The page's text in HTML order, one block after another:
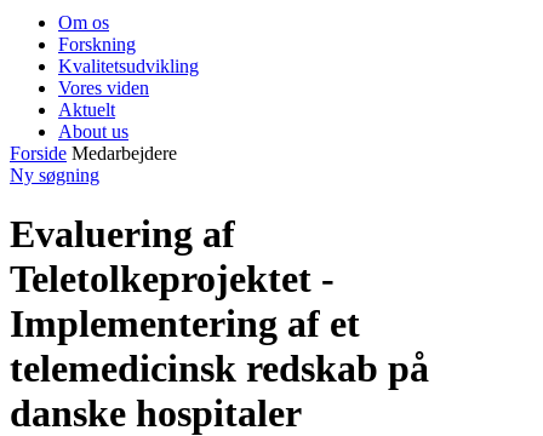
Om os
Forskning
Kvalitetsudvikling
Vores viden
Aktuelt
About us
Forside Medarbejdere
Ny søgning
Evaluering af
Teletolkeprojektet -
Implementering af et
telemedicinsk redskab på
danske hospitaler